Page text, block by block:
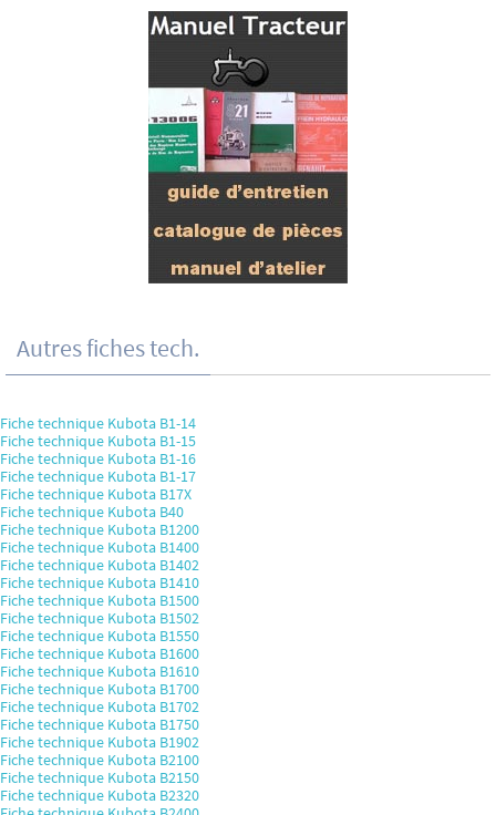
Autres fiches tech.
Fiche technique Kubota B1-14
Fiche technique Kubota B1-15
Fiche technique Kubota B1-16
Fiche technique Kubota B1-17
Fiche technique Kubota B17X
Fiche technique Kubota B40
Fiche technique Kubota B1200
Fiche technique Kubota B1400
Fiche technique Kubota B1402
Fiche technique Kubota B1410
Fiche technique Kubota B1500
Fiche technique Kubota B1502
Fiche technique Kubota B1550
Fiche technique Kubota B1600
Fiche technique Kubota B1610
Fiche technique Kubota B1700
Fiche technique Kubota B1702
Fiche technique Kubota B1750
Fiche technique Kubota B1902
Fiche technique Kubota B2100
Fiche technique Kubota B2150
Fiche technique Kubota B2320